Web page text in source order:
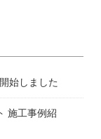
始しました
施工事例紹